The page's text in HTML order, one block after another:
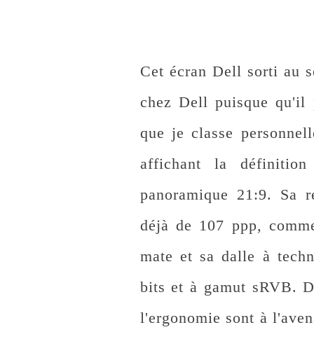
Cet écran Dell sorti au
chez Dell puisque qu'il
que je classe
affichant la
panoramique 21:9. Sa
déjà de 107 ppp,
mate et sa dalle à
bits et à gamut sRVB.
l'ergonomie sont à